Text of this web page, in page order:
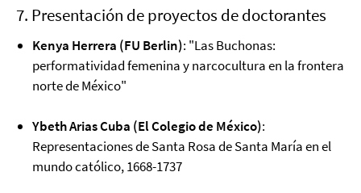
7. Presentación de proyectos de doctorantes
Kenya Herrera (FU Berlin): "Las Buchonas:
performatividad femenina y narcocultura en la frontera
norte de México"
Ybeth Arias Cuba (El Colegio de México):
Representaciones de Santa Rosa de Santa María en el
mundo católico, 1668-1737